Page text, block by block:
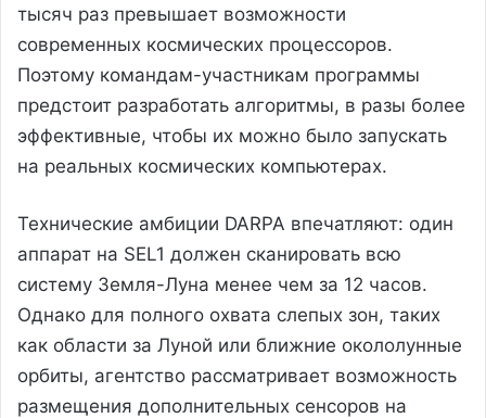
тысяч раз превышает возможности
современных космических процессоров.
Поэтому командам-участникам программы
предстоит разработать алгоритмы, в разы более
эффективные, чтобы их можно было запускать
на реальных космических компьютерах.
Технические амбиции DARPA впечатляют: один
аппарат на SEL1 должен сканировать всю
систему Земля-Луна менее чем за 12 часов.
Однако для полного охвата слепых зон, таких
как области за Луной или ближние окололунные
орбиты, агентство рассматривает возможность
размещения дополнительных сенсоров на